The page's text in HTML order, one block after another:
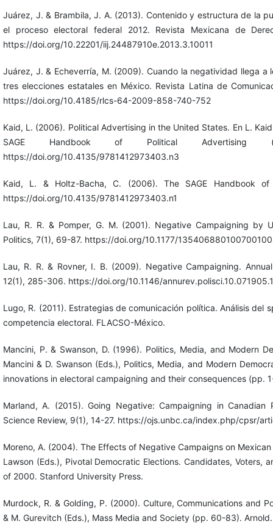
Juárez, J. & Brambila, J. A. (2013). Contenido y estructura de la
el proceso electoral federal 2012. Revista Mexicana de
https://doi.org/10.22201/iij.24487910e.2013.3.10011
Juárez, J. & Echeverría, M. (2009). Cuando la negatividad llega a
tres elecciones estatales en México. Revista Latina de
https://doi.org/10.4185/rlcs-64-2009-858-740-752
Kaid, L. (2006). Political Advertising in the United States. En L.
SAGE Handbook of Political Advertising
https://doi.org/10.4135/9781412973403.n3
Kaid, L. & Holtz-Bacha, C. (2006). The SAGE Handbook of
https://doi.org/10.4135/9781412973403.n1
Lau, R. R. & Pomper, G. M. (2001). Negative Campaigning by
Politics, 7(1), 69-87. https://doi.org/10.1177/
Lau, R. R. & Rovner, I. B. (2009). Negative Campaigning.
12(1), 285-306. https://doi.org/10.1146/
Lugo, R. (2011). Estrategias de comunicación política. Análisis del
competencia electoral. FLACSO-México.
Mancini, P. & Swanson, D. (1996). Politics, Media, and Modern
Mancini & D. Swanson (Eds.), Politics, Media, and Modern
innovations in electoral campaigning and their consequences (pp.
Marland, A. (2015). Going Negative: Campaigning in Canadian
Science Review, 9(1), 14-27. https://ojs.unbc.ca/index.php/cpsr/
Moreno, A. (2004). The Effects of Negative Campaigns on
Lawson (Eds.), Pivotal Democratic Elections. Candidates, Voters,
of 2000. Stanford University Press.
Murdock, R. & Golding, P. (2000). Culture, Communications and
& M. Gurevitch (Eds.), Mass Media and Society (pp. 60-83). Arnold.